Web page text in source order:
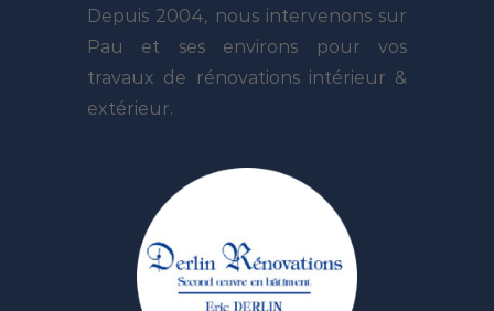
Depuis 2004, nous intervenons sur
Pau et ses environs pour vos
travaux de rénovations intérieur &
extérieur.